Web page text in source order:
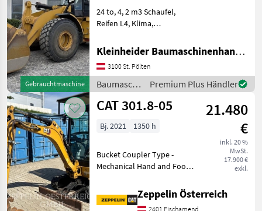
Gebrauchtmaschine
24 to, 4, 2 m3 Schaufel,
Reifen L4, Klima,
Joysticklenkung, 12000 h
großes Service von
Zeppelin durchgeführt,
Partikelfilter neu bei 10000
h, Sitz neu b
Kleinheider Baumaschinenhandel GmbH.
3100 St. Pölten
Baumaschinen
/ CAT
Premium Plus Händler
CAT 301.8-05
21.480
€
inkl. 20 %
MwSt.
17.900 €
exkl.
Bj. 2021 1350 h
Bucket Coupler Type -
Mechanical Hand and Foot
Owner's Manual Coupler -
Quick Mirrors Combined
Zeppelin Österreich
2401 Fischamend